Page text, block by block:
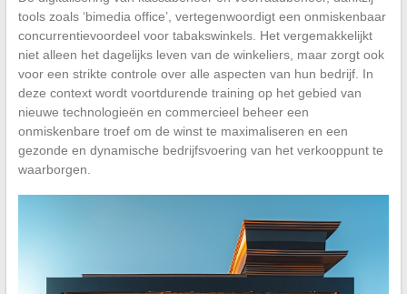
tools zoals ‘bimedia office’, vertegenwoordigt een onmiskenbaar
concurrentievoordeel voor tabakswinkels. Het vergemakkelijkt
niet alleen het dagelijks leven van de winkeliers, maar zorgt ook
voor een strikte controle over alle aspecten van hun bedrijf. In
deze context wordt voortdurende training op het gebied van
nieuwe technologieën en commercieel beheer een
onmiskenbare troef om de winst te maximaliseren en een
gezonde en dynamische bedrijfsvoering van het verkooppunt te
waarborgen.